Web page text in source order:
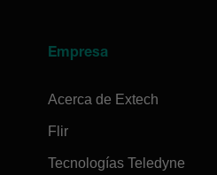
Empresa
Acerca de Extech
Flir
Tecnologías Teledyne